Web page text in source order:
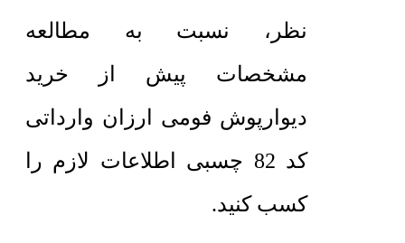
نظر، نسبت به مطالعه
مشخصات پیش از خرید
دیوارپوش فومی ارزان وارداتی
کد 82 چسبی اطلاعات لازم را
کسب کنید.